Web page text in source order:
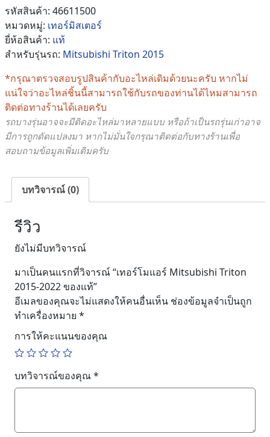
Mitsubishi
Triton
2015-
2022
แท้
ชิ้น
รหัสสินค้า: 46611500
หมวดหมู่: เทอร์มิสเตอร์
ยี่ห้อสินค้า: แท้
สำหรับรุ่นรถ: Mitsubishi Triton 2015
*กรุณาตรวจสอบรูปสินค้ากับอะไหล่เดิมด้วยนะครับ หากไม่
แน่ใจว่าอะไหล่ชิ้นนี้สามารถใช้กับรถของท่านได้ไหมสามารถ
ติดต่อทางร้านได้เลยครับ
รถบางรุ่นอาจจะมีติดอะไหล่มาหลายแบบ หรือถ้าเป็นรถรุ่นเก่าอาจ
มีการถูกดัดแปลงมา หากไม่มั่นใจกรุณาติดต่อกับทางร้านเพื่อ
สอบถามข้อมูลเพิ่มเติมครับ
บทวิจารณ์ (0)
รีวิว
ยังไม่มีบทวิจารณ์
มาเป็นคนแรกที่วิจารณ์ “เทอร์โมแอร์ Mitsubishi Triton
2015-2022 ของแท้”
อีเมลของคุณจะไม่แสดงให้คนอื่นเห็น ช่องข้อมูลจำเป็นถูก
ทำเครื่องหมาย *
การให้คะแนนของคุณ
บทวิจารณ์ของคุณ*